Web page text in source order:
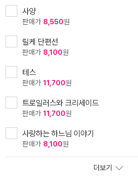
사양
판매가 8,550원
릴케 단편선
판매가 8,100원
테스
판매가 11,700원
트로일러스와 크리세이드
판매가 11,700원
사랑하는 하느님 이야기
판매가 8,100원
더보기